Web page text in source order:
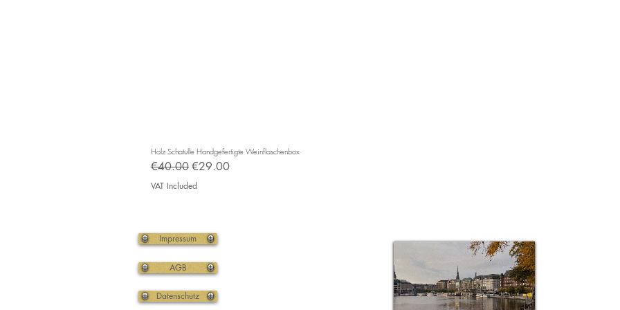
Holz Schatulle Handgefertigte Weinflaschenbox
Regular Price
€40.00Sale Price
€29.00
VAT Included
Impressum
AGB
Datenschutz
Top